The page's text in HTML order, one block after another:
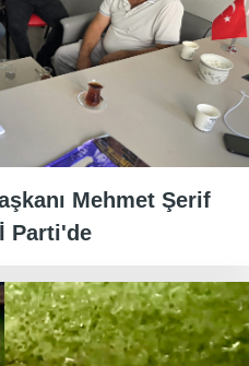
Mehmet Şerif
Parti'de